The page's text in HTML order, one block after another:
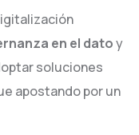
en el datoy
soluciones
apostando por un